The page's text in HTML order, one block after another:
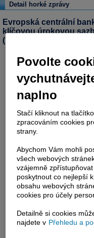
Detail horké zprávy
Evropská centrální
klíčovou úrokovou
(Bloomberg)
Povolte
naplno
Stačí kliknout na
zpracováním cookies
strany.
Abychom Vám mohli
všech webových
vzájemně
poskytnout co nejlepší
obsahu webových
cookies pro účely
Detailně si cookies
najdete v Přehledu a